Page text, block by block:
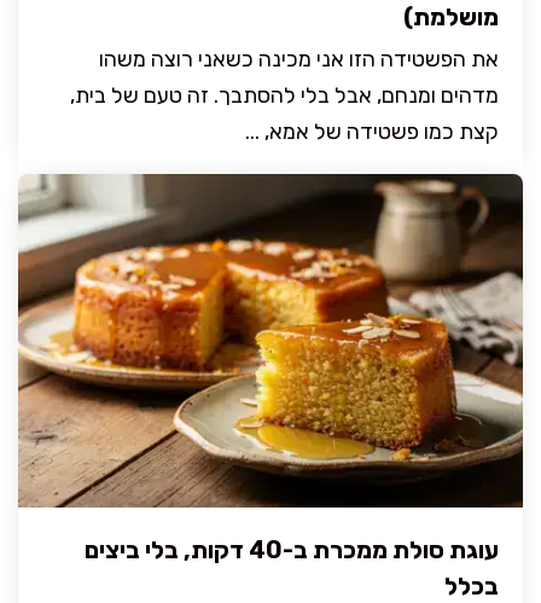
מושלמת)
את הפשטידה הזו אני מכינה כשאני רוצה משהו
מדהים ומנחם, אבל בלי להסתבך. זה טעם של בית,
קצת כמו פשטידה של אמא, ...
עוגת סולת ממכרת ב-40 דקות, בלי ביצים
בכלל